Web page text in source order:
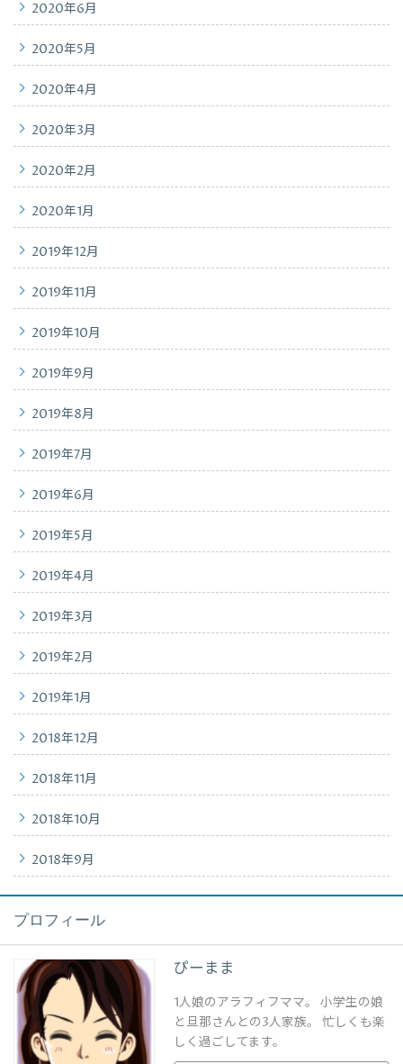
2020年6月
2020年5月
2020年4月
2020年3月
2020年2月
2020年1月
2019年12月
2019年11月
2019年10月
2019年9月
2019年8月
2019年7月
2019年6月
2019年5月
2019年4月
2019年3月
2019年2月
2019年1月
2018年12月
2018年11月
2018年10月
2018年9月
プロフィール
ぴーまま
1人娘のアラフィフママ。 小学生の娘
と旦那さんとの3人家族。 忙しくも楽
しく過ごしてます。